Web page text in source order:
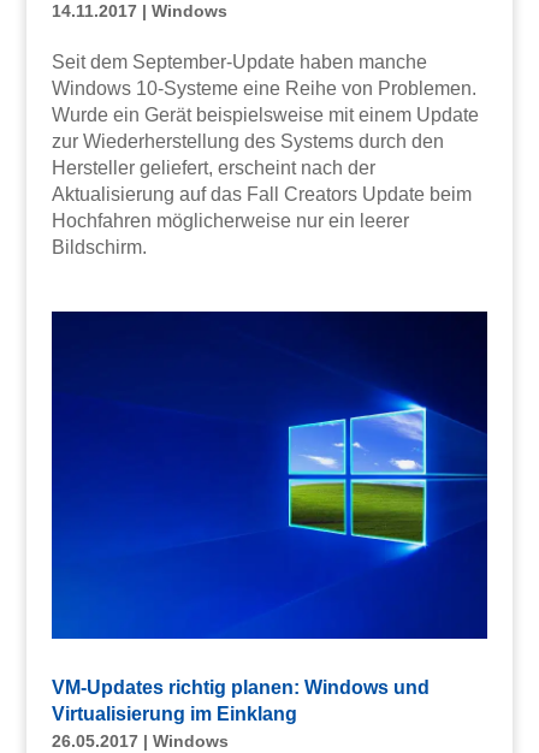
14.11.2017| Windows
Seit dem September-Update haben manche
Windows 10-Systeme eine Reihe von Problemen.
Wurde ein Gerät beispielsweise mit einem Update
zur Wiederherstellung des Systems durch den
Hersteller geliefert, erscheint nach der
Aktualisierung auf das Fall Creators Update beim
Hochfahren möglicherweise nur ein leerer
Bildschirm.
VM-Updates richtig planen: Windows und
Virtualisierung im Einklang
26.05.2017| Windows